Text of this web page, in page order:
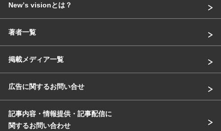
Newʼs visionとは？
著者一覧
掲載メディア一覧
広告に関するお問い合せ
記事内容・情報提供・記事配信に
関するお問い合わせ